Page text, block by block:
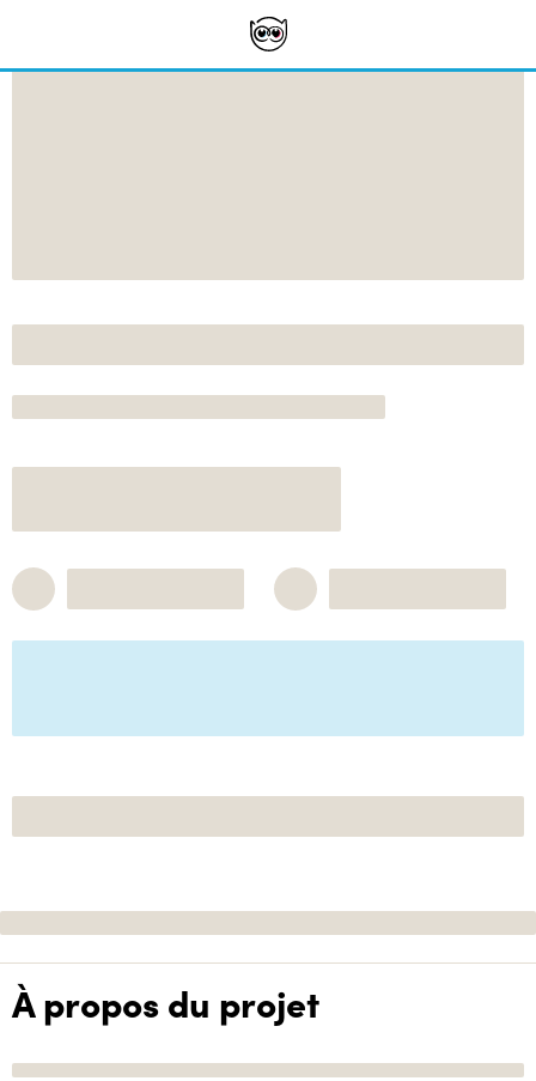
À propos du projet